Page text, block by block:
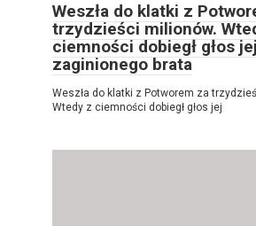
Weszła do klatki z
trzydzieści milionów.
ciemności dobiegł głos
zaginionego brata
Weszła do klatki z Potworem za
Wtedy z ciemności dobiegł głos jej